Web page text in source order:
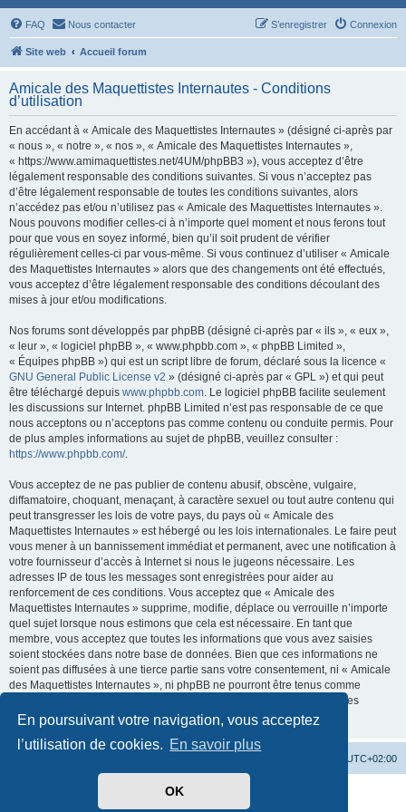
En poursuivant votre navigation, vous acceptez
l’utilisation de cookies. En savoir plus
OK
FAQ Nous contacter Connexion
S’enregistrer
Site web Accueil forum
Amicale des Maquettistes Internautes - Conditions
d’utilisation
En accédant à « Amicale des Maquettistes Internautes » (désigné ci-après par
« nous », « notre », « nos », « Amicale des Maquettistes Internautes »,
« https://www.amimaquettistes.net/4UM/phpBB3 »), vous acceptez d’être
légalement responsable des conditions suivantes. Si vous n’acceptez pas
d’être légalement responsable de toutes les conditions suivantes, alors
n’accédez pas et/ou n’utilisez pas « Amicale des Maquettistes Internautes ».
Nous pouvons modifier celles-ci à n’importe quel moment et nous ferons tout
pour que vous en soyez informé, bien qu’il soit prudent de vérifier
régulièrement celles-ci par vous-même. Si vous continuez d’utiliser « Amicale
des Maquettistes Internautes » alors que des changements ont été effectués,
vous acceptez d’être légalement responsable des conditions découlant des
mises à jour et/ou modifications.
Nos forums sont développés par phpBB (désigné ci-après par « ils », « eux »,
« leur », « logiciel phpBB », « www.phpbb.com », « phpBB Limited »,
« Équipes phpBB ») qui est un script libre de forum, déclaré sous la licence «
GNU General Public License v2 » (désigné ci-après par « GPL ») et qui peut
être téléchargé depuis www.phpbb.com. Le logiciel phpBB facilite seulement
les discussions sur Internet. phpBB Limited n’est pas responsable de ce que
nous acceptons ou n’acceptons pas comme contenu ou conduite permis. Pour
de plus amples informations au sujet de phpBB, veuillez consulter :
https://www.phpbb.com/.
Vous acceptez de ne pas publier de contenu abusif, obscène, vulgaire,
diffamatoire, choquant, menaçant, à caractère sexuel ou tout autre contenu qui
peut transgresser les lois de votre pays, du pays où « Amicale des
Maquettistes Internautes » est hébergé ou les lois internationales. Le faire peut
vous mener à un bannissement immédiat et permanent, avec une notification à
votre fournisseur d’accès à Internet si nous le jugeons nécessaire. Les
adresses IP de tous les messages sont enregistrées pour aider au
renforcement de ces conditions. Vous acceptez que « Amicale des
Maquettistes Internautes » supprime, modifie, déplace ou verrouille n’importe
quel sujet lorsque nous estimons que cela est nécessaire. En tant que
membre, vous acceptez que toutes les informations que vous avez saisies
soient stockées dans notre base de données. Bien que ces informations ne
soient pas diffusées à une tierce partie sans votre consentement, ni « Amicale
des Maquettistes Internautes », ni phpBB ne pourront être tenus comme
responsables en cas de tentative de piratage visant à compromettre les
données.
UTC+02:00
phpBB ® Forum Software © phpBB Limited
phpBB-fr.com